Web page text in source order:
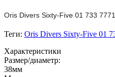
Oris Divers Sixty-Five 01 733
Теги: Oris Divers Sixty-Five 01
Характеристики
Размер/диаметр:
38мм